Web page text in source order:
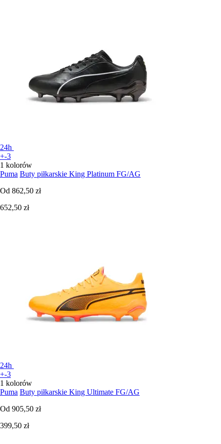
24h
+-3
1 kolorów
Puma Buty piłkarskie King Platinum FG/AG
Od 862,50 zł
652,50 zł
24h
+-3
1 kolorów
Puma Buty piłkarskie King Ultimate FG/AG
Od 905,50 zł
399,50 zł